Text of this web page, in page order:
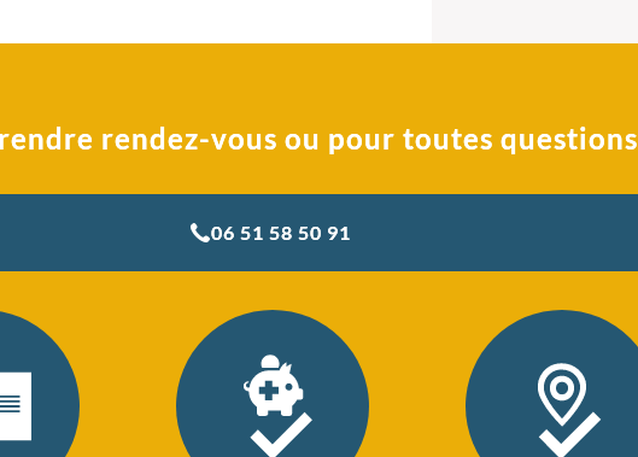
rendez-vous ou pour toutes questions
06 51 58 50 91